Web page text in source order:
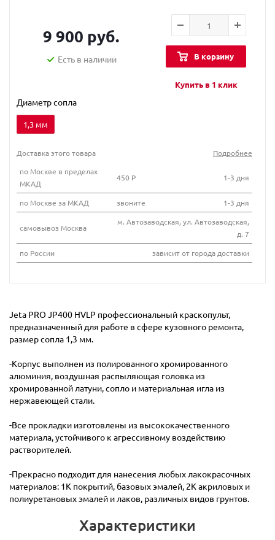
9 900 руб.
Есть в наличии В корзину
Купить в 1 клик
Диаметр сопла
1,3 мм
Доставка этого товара
Подробнее
по Москве в пределах
МКАД
450 Р 1-3 дня
по Москве за МКАД звоните 1-3 дня
самовывоз Москва
м. Автозаводская, ул. Автозаводская,
д. 7
по России
зависит от города доставки
Jeta PRO JP400 HVLP профессиональный краскопульт,
предназначенный для работе в сфере кузовного ремонта,
размер сопла 1,3 мм.
-Корпус выполнен из полированного хромированного
алюминия, воздушная распыляющая головка из
хромированной латуни, сопло и материальная игла из
нержавеющей стали.
-Все прокладки изготовлены из высококачественного
материала, устойчивого к агрессивному воздействию
растворителей.
-Прекрасно подходит для нанесения любых лакокрасочных
материалов: 1К покрытий, базовых эмалей, 2К акриловых и
полиуретановых эмалей и лаков, различных видов грунтов.
Характеристики